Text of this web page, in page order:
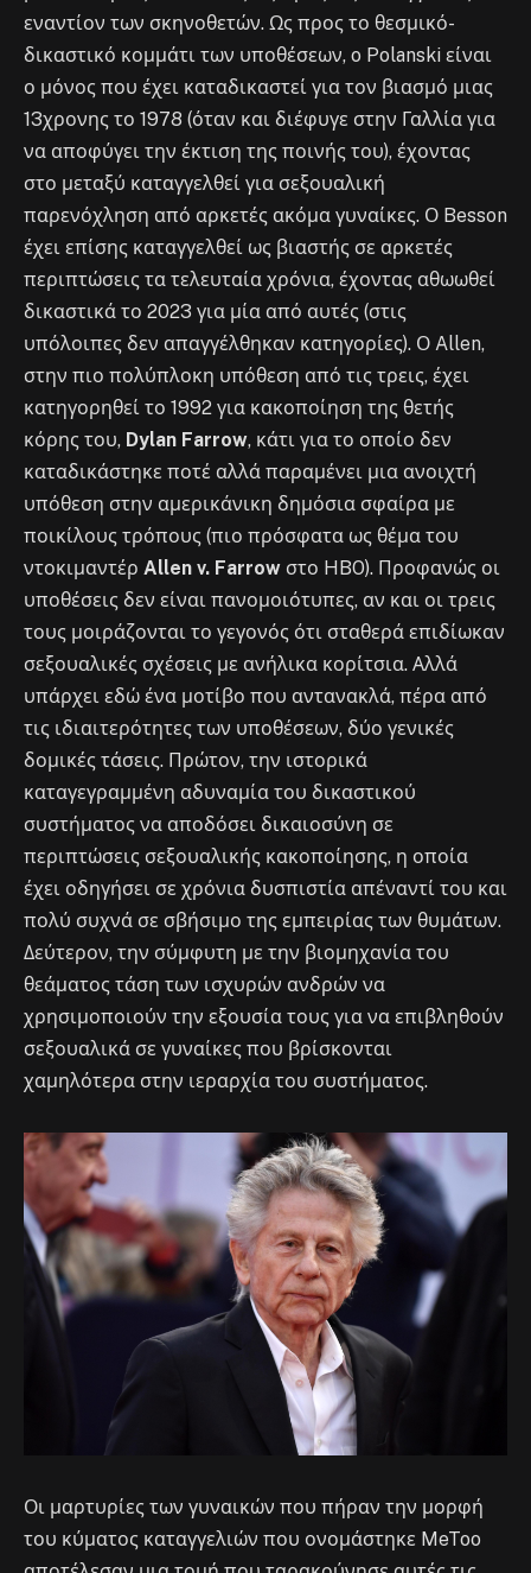
εναντίον των σκηνοθετών. Ως προς το θεσμικό-
δικαστικό κομμάτι των υποθέσεων, o Polanski είναι
ο μόνος που έχει καταδικαστεί για τον βιασμό μιας
13χρονης το 1978 (όταν και διέφυγε στην Γαλλία για
να αποφύγει την έκτιση της ποινής του), έχοντας
στο μεταξύ καταγγελθεί για σεξουαλική
παρενόχληση από αρκετές ακόμα γυναίκες. Ο Besson
έχει επίσης καταγγελθεί ως βιαστής σε αρκετές
περιπτώσεις τα τελευταία χρόνια, έχοντας αθωωθεί
δικαστικά το 2023 για μία από αυτές (στις
υπόλοιπες δεν απαγγέλθηκαν κατηγορίες). Ο Allen,
στην πιο πολύπλοκη υπόθεση από τις τρεις, έχει
κατηγορηθεί το 1992 για κακοποίηση της θετής
κόρης του, Dylan Farrow, κάτι για το οποίο δεν
καταδικάστηκε ποτέ αλλά παραμένει μια ανοιχτή
υπόθεση στην αμερικάνικη δημόσια σφαίρα με
ποικίλους τρόπους (πιο πρόσφατα ως θέμα του
ντοκιμαντέρ Allen v. Farrow στο HBO). Προφανώς οι
υποθέσεις δεν είναι πανομοιότυπες, αν και οι τρεις
τους μοιράζονται το γεγονός ότι σταθερά επιδίωκαν
σεξουαλικές σχέσεις με ανήλικα κορίτσια. Αλλά
υπάρχει εδώ ένα μοτίβο που αντανακλά, πέρα από
τις ιδιαιτερότητες των υποθέσεων, δύο γενικές
δομικές τάσεις. Πρώτον, την ιστορικά
καταγεγραμμένη αδυναμία του δικαστικού
συστήματος να αποδόσει δικαιοσύνη σε
περιπτώσεις σεξουαλικής κακοποίησης, η οποία
έχει οδηγήσει σε χρόνια δυσπιστία απέναντί του και
πολύ συχνά σε σβήσιμο της εμπειρίας των θυμάτων.
Δεύτερον, την σύμφυτη με την βιομηχανία του
θεάματος τάση των ισχυρών ανδρών να
χρησιμοποιούν την εξουσία τους για να επιβληθούν
σεξουαλικά σε γυναίκες που βρίσκονται
χαμηλότερα στην ιεραρχία του συστήματος.
Οι μαρτυρίες των γυναικών που πήραν την μορφή
του κύματος καταγγελιών που ονομάστηκε MeToo